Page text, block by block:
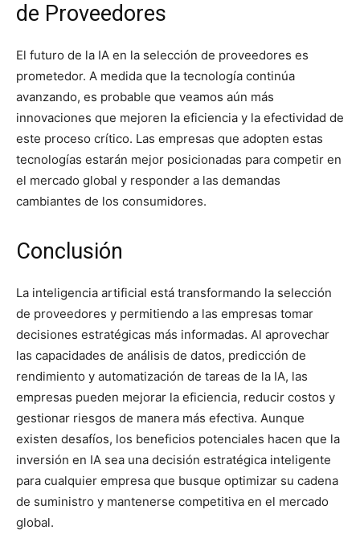
de Proveedores
El futuro de la IA en la selección de proveedores es
prometedor. A medida que la tecnología continúa
avanzando, es probable que veamos aún más
innovaciones que mejoren la eficiencia y la efectividad de
este proceso crítico. Las empresas que adopten estas
tecnologías estarán mejor posicionadas para competir en
el mercado global y responder a las demandas
cambiantes de los consumidores.
Conclusión
La inteligencia artificial está transformando la selección
de proveedores y permitiendo a las empresas tomar
decisiones estratégicas más informadas. Al aprovechar
las capacidades de análisis de datos, predicción de
rendimiento y automatización de tareas de la IA, las
empresas pueden mejorar la eficiencia, reducir costos y
gestionar riesgos de manera más efectiva. Aunque
existen desafíos, los beneficios potenciales hacen que la
inversión en IA sea una decisión estratégica inteligente
para cualquier empresa que busque optimizar su cadena
de suministro y mantenerse competitiva en el mercado
global.